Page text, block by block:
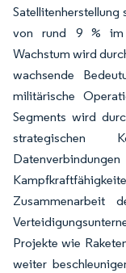
von rund 9 % im
Wachstum wird
wachsende
militärische
Segments wird
strategischen
Zusammenarbeit
Projekte wie
weiter